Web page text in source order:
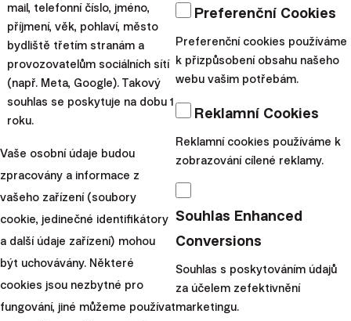
investovat!
investice. Není to tak dávno,
co byla tato témata mylně
připisována výhradně
mužům. Dnes si ukážeme,
proč by se na tento ste...
Klaudia
mail, telefonní číslo, jméno,
příjmení, věk, pohlaví, město
bydliště třetím stranám a
provozovatelům sociálních sítí
(např. Meta, Google). Takový
souhlas se poskytuje na dobu 1
roku.
Vaše osobní údaje budou
zpracovány a informace z
vašeho zařízení (soubory
cookie, jedinečné identifikátory
a další údaje zařízení) mohou
být uchovávány. Některé
cookies jsou nezbytné pro
fungování, jiné můžeme používat
Preferenční Cookies
Preferenční cookies používáme
k přizpůsobení obsahu našeho
webu vašim potřebám.
Reklamní Cookies
Reklamní cookies používáme k
zobrazování cílené reklamy.
Souhlas Enhanced
Conversions
Souhlas s poskytováním údajů
za účelem zefektivnění
marketingu.